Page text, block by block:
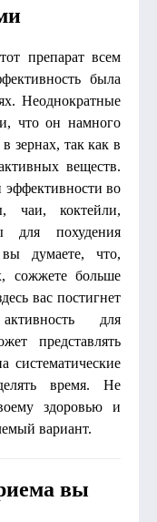
препарат всем
была
Неоднократные
что он намного
зернах, так как в
веществ.
эффективности во
чаи, коктейли,
для похудения
вы думаете, что,
сожжете больше
вас постигнет
для
представлять
систематические
время. Не
здоровью и
вариант.
вы